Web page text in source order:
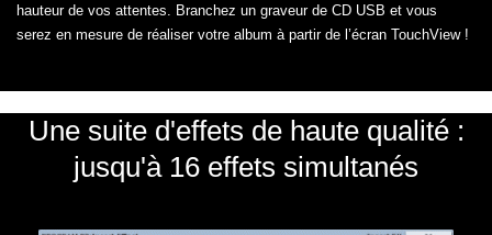
hauteur de vos attentes. Branchez un graveur de CD USB et vous
serez en mesure de réaliser votre album à partir de l’écran TouchView !
Une suite d'effets de haute qualité :
jusqu'à 16 effets simultanés